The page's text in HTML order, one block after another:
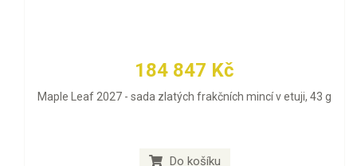
184 847 Kč
Maple Leaf 2027 - sada zlatých frakčních mincí v etuji, 43 g
Do košíku